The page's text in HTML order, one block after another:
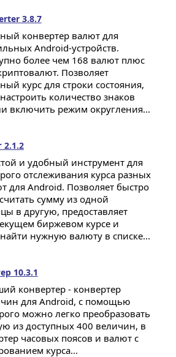
3.8.7
конвертер валют для
Android-устройств.
более чем 168 валют плюс
Позволяет
курс для строки состояния,
количество знаков
включить режим округления...
2.1.2
и удобный инструмент для
отслеживания курса разных
для Android. Позволяет быстро
сумму из одной
в другую, предоставляет
биржевом курсе и
нужную валюту в списке...
10.3.1
конвертер - конвертер
для Android, с помощью
можно легко преобразовать
из доступных 400 величин, в
часовых поясов и валют с
курса...